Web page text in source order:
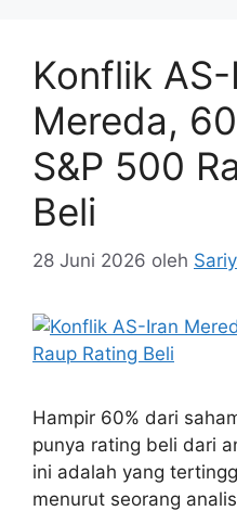
Konflik
Mereda,
S&P 500
Beli
28 Juni 2026 oleh
Hampir 60% dari
punya rating beli dari
ini adalah yang
menurut seorang